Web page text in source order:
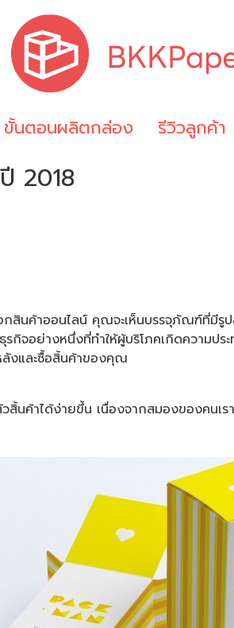
ขั้นตอนผลิตกล่อง รีวิวลูกค้า
2018
อกสินค้าออนไลน์ คุณจะเห็นบรรจุภัณฑ์
กิจอย่างหนึ่งที่ทำให้ผู้บริโภคเกิดความป
งและซื้อสิ้นค้าของคุณ
นค้าได้ง่ายขึ้น เนื่องจากสมองของคนเร